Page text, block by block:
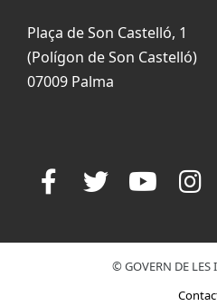
Plaça de Son Castelló, 1
(Polígon de Son Castelló)
07009 Palma
© GOVERN DE LES